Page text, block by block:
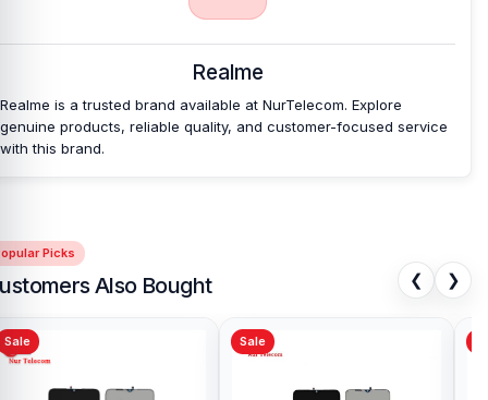
Realme
Realme is a trusted brand available at NurTelecom. Explore
genuine products, reliable quality, and customer-focused service
with this brand.
Picks
Also Bought ❮ ❯
Sale Sale